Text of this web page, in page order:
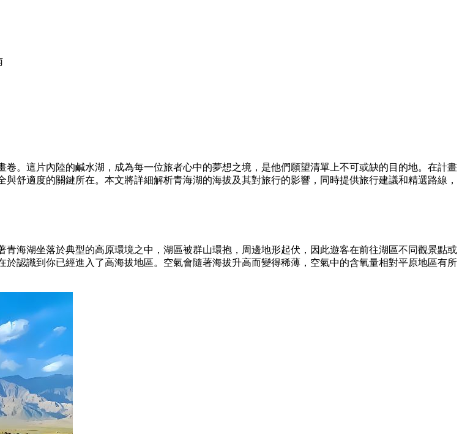
。這片內陸的鹹水湖，成為每一位旅者心中的夢想之境，是他們願望清單上不可或缺的目的地。在計畫
舒適度的關鍵所在。本文將詳細解析青海湖的海拔及其對旅行的影響，同時提供旅行建議和精選路線，
青海湖坐落於典型的高原環境之中，湖區被群山環抱，周邊地形起伏，因此遊客在前往湖區不同觀景點或
認識到你已經進入了高海拔地區。空氣會隨著海拔升高而變得稀薄，空氣中的含氧量相對平原地區有所